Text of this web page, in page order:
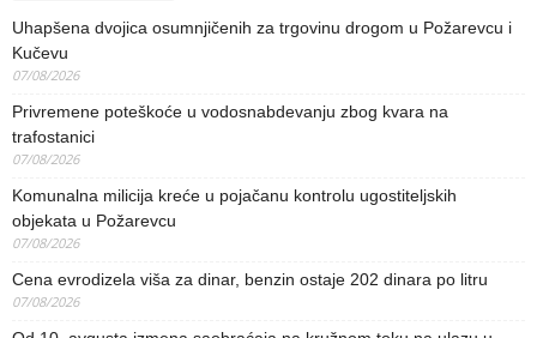
Uhapšena dvojica osumnjičenih za trgovinu drogom u Požarevcu i
Kučevu
07/08/2026
Privremene poteškoće u vodosnabdevanju zbog kvara na
trafostanici
07/08/2026
Komunalna milicija kreće u pojačanu kontrolu ugostiteljskih
objekata u Požarevcu
07/08/2026
Cena evrodizela viša za dinar, benzin ostaje 202 dinara po litru
07/08/2026